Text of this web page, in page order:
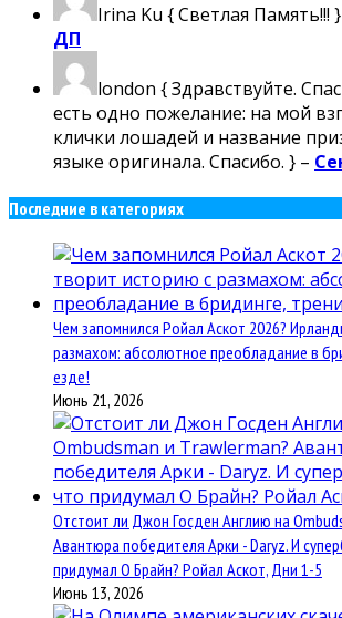
Irina Ku { Светлая Память!!!
ДП
london { Здравствуйте.
есть одно пожелание: на мой
клички лошадей и название
языке оригинала. Спасибо. } –
Последние в категориях
Чем запомнился Ройал Аскот 2026?
размахом: абсолютное преобладание в
езде!
Июнь 21, 2026
Отстоит ли Джон Госден Англию на
Авантюра победителя Арки - Daryz. И
придумал О Брайн? Ройал Аскот, Дни 1-5
Июнь 13, 2026